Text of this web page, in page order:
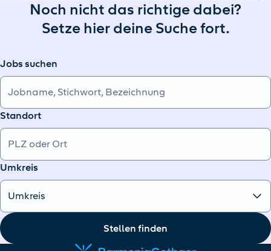
Noch nicht das richtige dabei?
Setze hier deine Suche fort.
Jobs suchen
Standort
Umkreis
Stellen finden